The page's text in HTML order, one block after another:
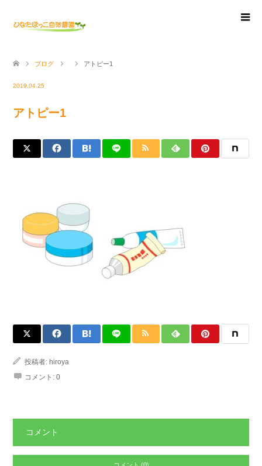
ブログ アトピー1
2019.04.25
アトピー1
投稿者: hiroya
コメント: 0
コメント
コメント (0)